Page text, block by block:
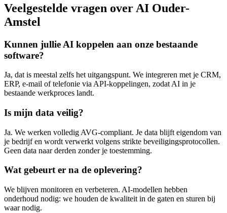
Veelgestelde vragen over AI Ouder-
Amstel
Kunnen jullie AI koppelen aan onze bestaande
software?
Ja, dat is meestal zelfs het uitgangspunt. We integreren met je CRM,
ERP, e-mail of telefonie via API-koppelingen, zodat AI in je
bestaande werkproces landt.
Is mijn data veilig?
Ja. We werken volledig AVG-compliant. Je data blijft eigendom van
je bedrijf en wordt verwerkt volgens strikte beveiligingsprotocollen.
Geen data naar derden zonder je toestemming.
Wat gebeurt er na de oplevering?
We blijven monitoren en verbeteren. AI-modellen hebben
onderhoud nodig: we houden de kwaliteit in de gaten en sturen bij
waar nodig.